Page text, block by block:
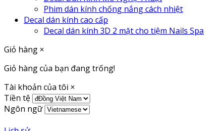
Phim dán kính chống nắng cách nhiệt
Decal dán kính cao cấp
Decal dán kính 3D 2 mặt cho tiệm Nails Spa
Giỏ hàng ×
Giỏ hàng của bạn đang trống!
Tài khoản của tôi ×
Tiền tệ
Ngôn ngữ